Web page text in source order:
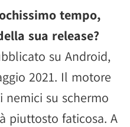
tempo,
sua release?
su Android,
2021. Il motore
nemici su schermo
piuttosto faticosa. A